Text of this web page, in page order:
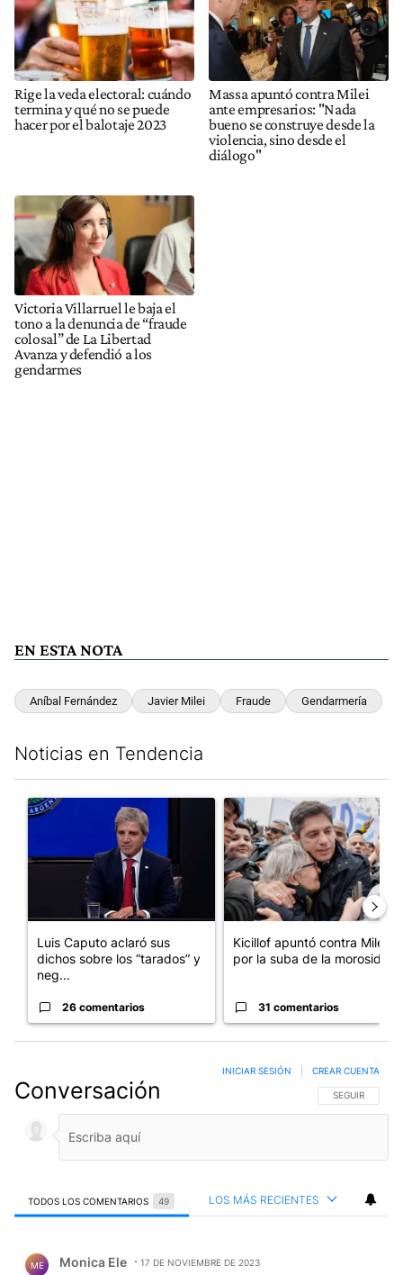
Rige la veda electoral: cuándo
termina y qué no se puede
hacer por el balotaje 2023
Massa apuntó contra Milei
ante empresarios: "Nada
bueno se construye desde la
violencia, sino desde el
diálogo"
Victoria Villarruel le baja el
tono a la denuncia de “fraude
colosal” de La Libertad
Avanza y defendió a los
gendarmes
EN ESTA NOTA
Aníbal Fernández Javier Milei Fraude Gendarmería
Noticias en Tendencia
Un artículo de tendencia con el título "Luis Caputo aclaró sus
Luis Caputo aclaró sus
dichos sobre los “tarados” y
neg...
26 comentarios
Un artículo de tendencia con
Kicillof apuntó contra Milei
por la suba de la morosida...
31 comentarios
Conversación SIGA ESTA
SEGUIR
INICIAR SESIÓN CREAR CUENTA
TODOS LOS COMENTARIOS 49 LOS MÁS RECIENTES
ME Monica Ele 17 DE NOVIEMBRE DE 2023